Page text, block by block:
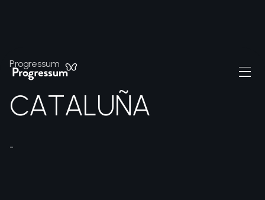
Progressum
CATALUÑA
-